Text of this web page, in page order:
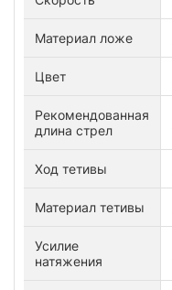
Материал ложе
Цвет
Рекомендованная
длина стрел
Ход тетивы
Материал тетивы
Усилие
натяжения